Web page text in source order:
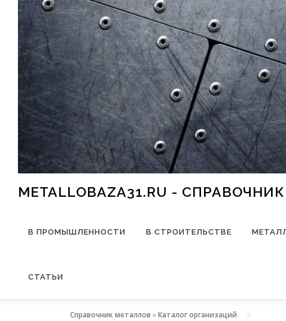
Перейти к содержимому
METALLOBAZA31.RU -
В ПРОМЫШЛЕННОСТИ В СТРОИТЕЛЬСТВЕ
СТАТЬИ
Справочник металлов »Каталог организаций